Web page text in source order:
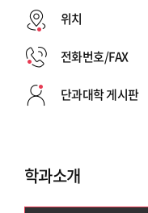
위치
전화번호/FAX
단과대학 게시판
학과소개